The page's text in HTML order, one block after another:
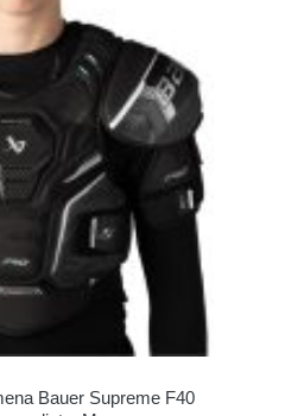
Bauer Supreme F40